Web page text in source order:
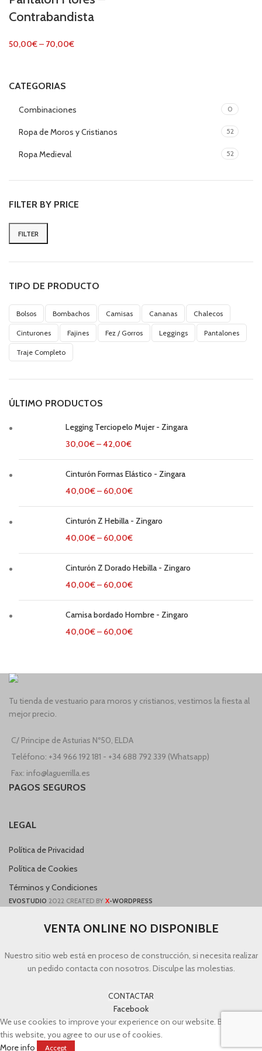
CATEGORIAS
Combinaciones 0
Ropa de Moros y Cristianos 52
Ropa Medieval 52
FILTER BY PRICE
Min
Max
FILTER
TIPO DE PRODUCTO
Bolsos Bombachos Camisas Cananas Chalecos
Cinturones Fajines Fez / Gorros Leggings Pantalones
Traje Completo
ÚLTIMO PRODUCTOS
Legging Terciopelo Mujer - Zingara
30,00€–42,00€
Cinturón Formas Elástico - Zingara
40,00€– 60,00€
Cinturón Z Hebilla - Zingaro
40,00€– 60,00€
Cinturón Z Dorado Hebilla - Zingaro
40,00€– 60,00€
Camisa bordado Hombre - Zingaro
40,00€– 60,00€
Contrabandista
50,00€– 70,00€
Tu tienda de vestuario para moros y cristianos, vestimos la fiesta al
mejor precio.
C/ Principe de Asturias Nº50, ELDA
Teléfono: +34 966 192 181 - +34 688 792 339 (Whatsapp)
Fax: info@laguerrilla.es
PAGOS SEGUROS
LEGAL
Política de Privacidad
Política de Cookies
Términos y Condiciones
EVOSTUDIO 2022 CREATED BY X-WORDPRESS
VENTA ONLINE NO DISPONIBLE
Nuestro sitio web está en proceso de construcción, si necesita realizar
un pedido contacta con nosotros. Disculpe las molestias.
CONTACTAR
Facebook
We use cookies to improve your experience on our website. By browsing
this website, you agree to our use of cookies.
More info
Accept